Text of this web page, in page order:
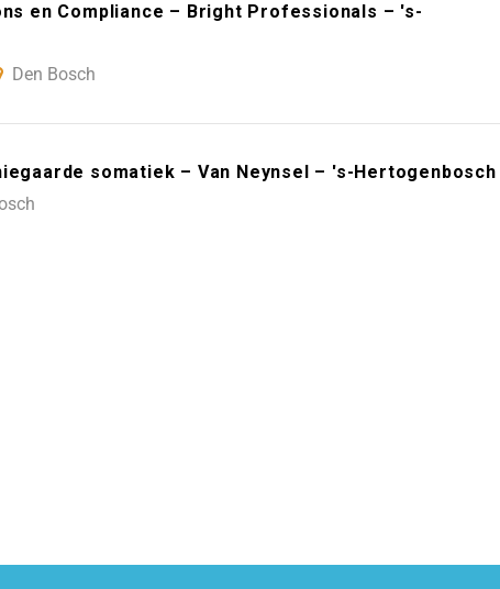
en Compliance – Bright Professionals – 's-
Den Bosch
somatiek – Van Neynsel – 's-Hertogenbosch